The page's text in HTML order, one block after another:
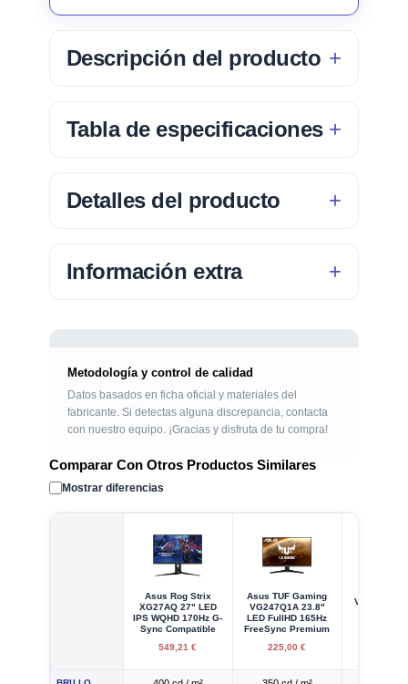
Descripción del producto
Tabla de especificaciones
Detalles del producto
Información extra
Metodología y control de calidad
Datos basados en ficha oficial y materiales del
fabricante. Si detectas alguna discrepancia, contacta
con nuestro equipo. ¡Gracias y disfruta de tu compra!
Comparar Con Otros Productos Similares
Mostrar diferencias
Asus Rog Strix
XG27AQ 27" LED
IPS WQHD 170Hz G-
Sync Compatible
549,21 €
Asus TUF Gaming
VG247Q1A 23.8"
LED FullHD 165Hz
FreeSync Premium
225,00 €
Viewsonic